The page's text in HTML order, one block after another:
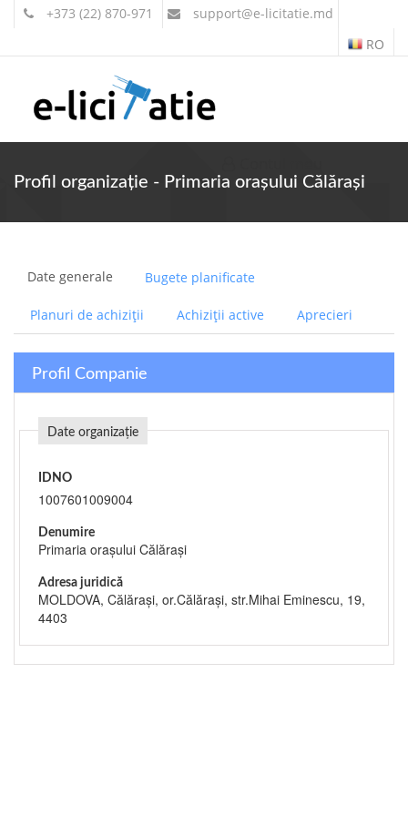
+373 (22) 870-971 support@e-licitatie.md
RO
Profil organizație - Primaria orașului Călărași
Date generale Bugete planificate
Planuri de achiziții Achiziții active Aprecieri
Profil Companie
Date organizație
IDNO
1007601009004
Denumire
Primaria orașului Călărași
Adresa juridică
MOLDOVA, Călăraşi, or.Călăraşi, str.Mihai Eminescu, 19,
4403